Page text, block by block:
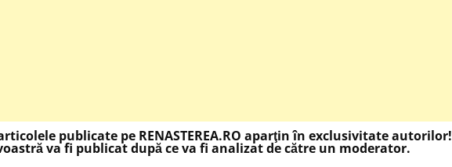
publicate pe RENASTEREA.RO aparţin în exclusivitate autorilor!
va fi publicat după ce va fi analizat de către un moderator.